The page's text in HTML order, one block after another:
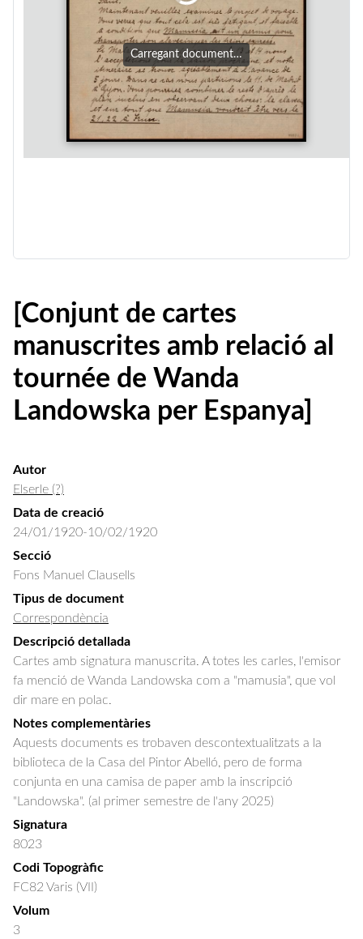
Carregant document…
[Conjunt de cartes
manuscrites amb relació al
tournée de Wanda
Landowska per Espanya]
Autor
Elserle (?)
Data de creació
24/01/1920-10/02/1920
Secció
Fons Manuel Clausells
Tipus de document
Correspondència
Descripció detallada
Cartes amb signatura manuscrita. A totes les carles, l'emisor
fa menció de Wanda Landowska com a "mamusia", que vol
dir mare en polac.
Notes complementàries
Aquests documents es trobaven descontextualitzats a la
biblioteca de la Casa del Pintor Abelló, pero de forma
conjunta en una camisa de paper amb la inscripció
"Landowska". (al primer semestre de l'any 2025)
Signatura
8023
Codi Topogràfic
FC82 Varis (VII)
Volum
3